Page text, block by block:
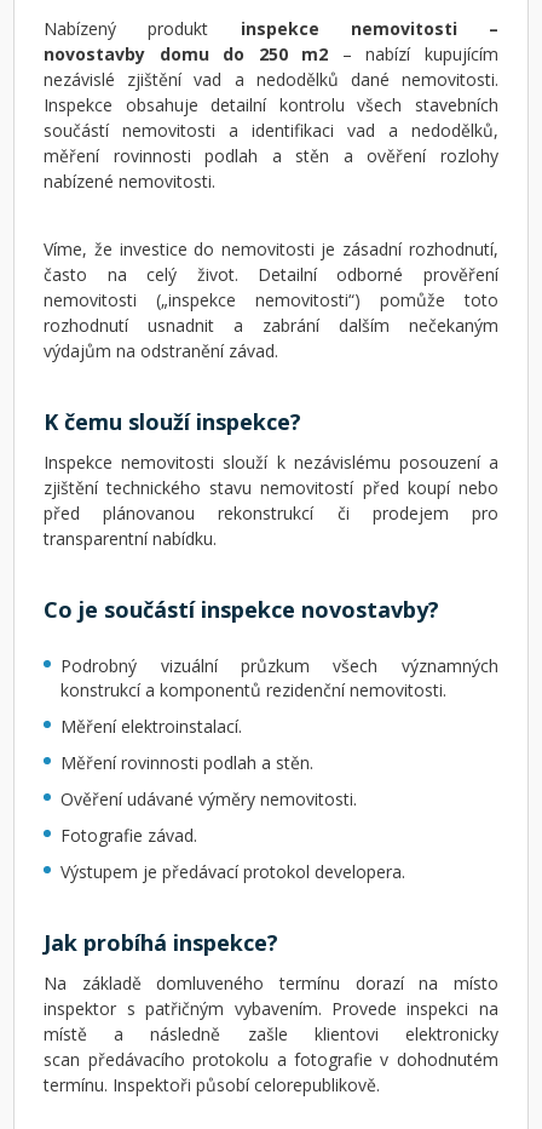
Nabízený produkt inspekce nemovitosti –
novostavby domu do 250 m2 – nabízí kupujícím
nezávislé zjištění vad a nedodělků dané nemovitosti.
Inspekce obsahuje detailní kontrolu všech stavebních
součástí nemovitosti a identifikaci vad a nedodělků,
měření rovinnosti podlah a stěn a ověření rozlohy
nabízené nemovitosti.
Víme, že investice do nemovitosti je zásadní rozhodnutí,
často na celý život. Detailní odborné prověření
nemovitosti („inspekce nemovitosti“) pomůže toto
rozhodnutí usnadnit a zabrání dalším nečekaným
výdajům na odstranění závad.
K čemu slouží inspekce?
Inspekce nemovitosti slouží k nezávislému posouzení a
zjištění technického stavu nemovitostí před koupí nebo
před plánovanou rekonstrukcí či prodejem pro
transparentní nabídku.
Co je součástí inspekce novostavby?
Podrobný vizuální průzkum všech významných
konstrukcí a komponentů rezidenční nemovitosti.
Měření elektroinstalací.
Měření rovinnosti podlah a stěn.
Ověření udávané výměry nemovitosti.
Fotografie závad.
Výstupem je předávací protokol developera.
Jak probíhá inspekce?
Na základě domluveného termínu dorazí na místo
inspektor s patřičným vybavením. Provede inspekci na
místě a následně zašle klientovi elektronicky
scan předávacího protokolu a fotografie v dohodnutém
termínu. Inspektoři působí celorepublikově.